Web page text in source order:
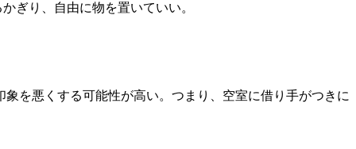
ぎり、自由に物を置いていい。
を悪くする可能性が高い。つまり、空室に借り手がつきに